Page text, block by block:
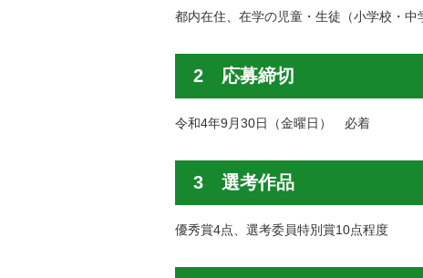
都内在住、在学の児童・生徒（小学校・中
2 応募締切
令和4年9月30日（金曜日） 必着
3 選考作品
優秀賞4点、選考委員特別賞10点程度